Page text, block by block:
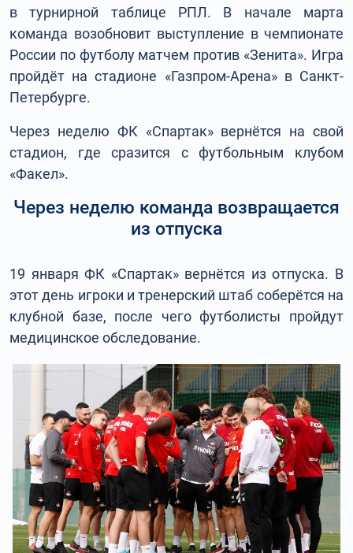
в турнирной таблице РПЛ. В начале марта
команда возобновит выступление в чемпионате
России по футболу матчем против «Зенита». Игра
пройдёт на стадионе «Газпром-Арена» в Санкт-
Петербурге.
Через неделю ФК «Спартак» вернётся на свой
стадион, где сразится с футбольным клубом
«Факел».
Через неделю команда возвращается
из отпуска
19 января ФК «Спартак» вернётся из отпуска. В
этот день игроки и тренерский штаб соберётся на
клубной базе, после чего футболисты пройдут
медицинское обследование.